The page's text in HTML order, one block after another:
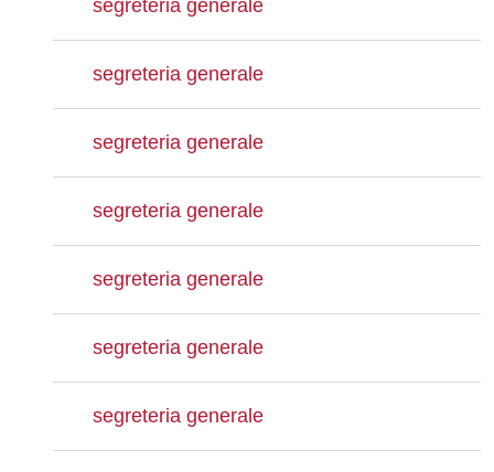
segreteria generale
segreteria generale
segreteria generale
segreteria generale
segreteria generale
segreteria generale
segreteria generale